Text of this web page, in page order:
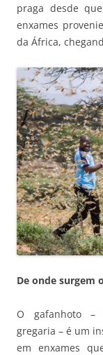
praga desde
enxames
da África,
De onde surgem
O gafanhoto –
gregaria – é um
em enxames